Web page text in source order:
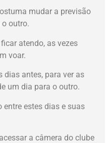
mudar a previsão
outro.
atendo, as vezes
voar.
dias antes, para ver as
um dia para o outro.
estes dias e suas
a câmera do clube